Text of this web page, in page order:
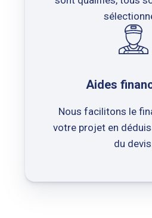
Aides
Nous facilitons le
votre projet en
du devis.